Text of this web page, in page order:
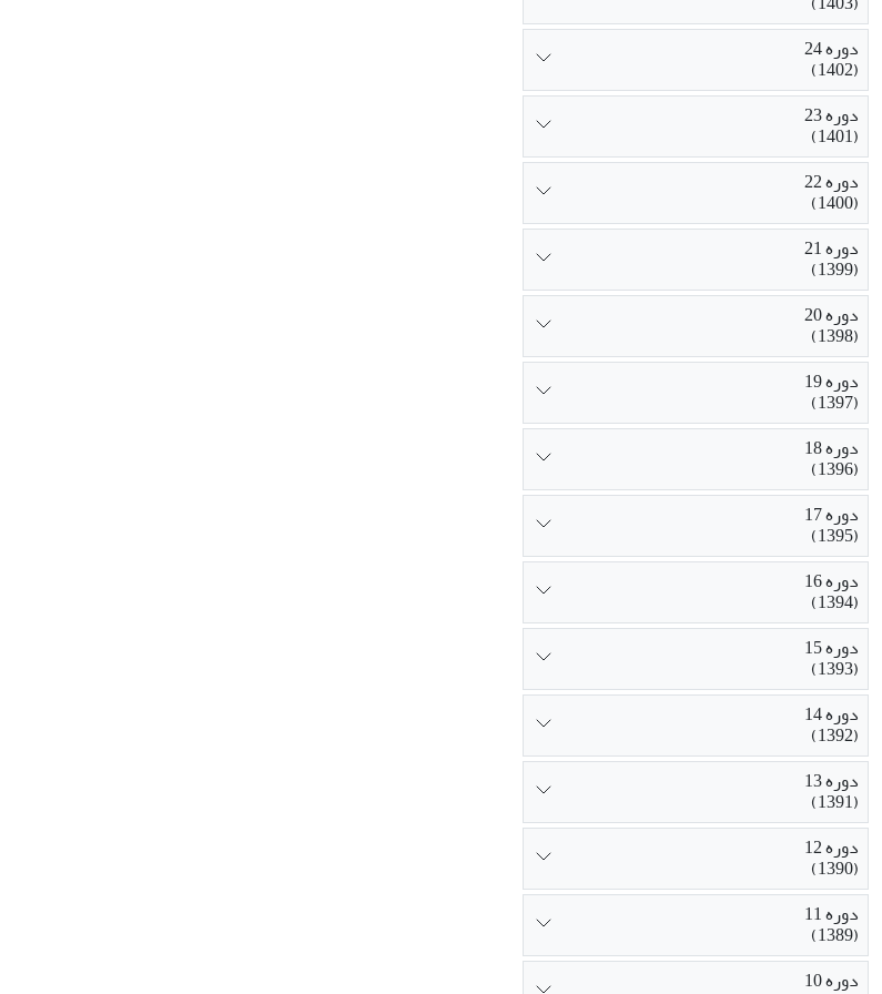
دوره 24
(1402)
دوره 23
(1401)
دوره 22
(1400)
دوره 21
(1399)
دوره 20
(1398)
دوره 19
(1397)
دوره 18
(1396)
دوره 17
(1395)
دوره 16
(1394)
دوره 15
(1393)
دوره 14
(1392)
دوره 13
(1391)
دوره 12
(1390)
دوره 11
(1389)
دوره 10